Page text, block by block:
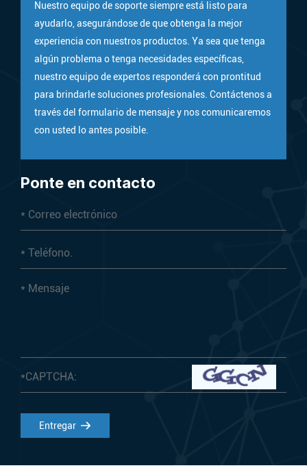
Ponte en contacto
Entregar
Nuestro equipo de soporte siempre está listo para
ayudarlo, asegurándose de que obtenga la mejor
experiencia con nuestros productos. Ya sea que tenga
algún problema o tenga necesidades específicas,
nuestro equipo de expertos responderá con prontitud
para brindarle soluciones profesionales. Contáctenos a
través del formulario de mensaje y nos comunicaremos
con usted lo antes posible.